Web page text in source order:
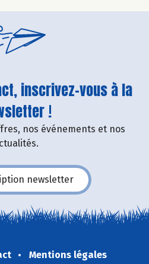
inscrivez-vous à la
!
nos événements et nos
newsletter
Mentions légales